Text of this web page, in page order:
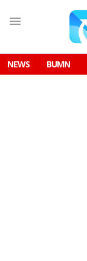
NEWS BUMN